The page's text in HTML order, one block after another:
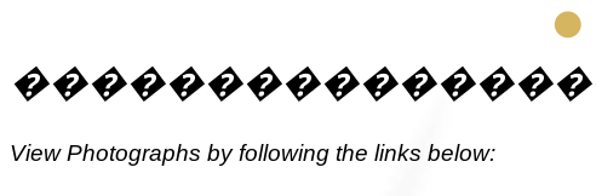
View Photographs by following the links below: